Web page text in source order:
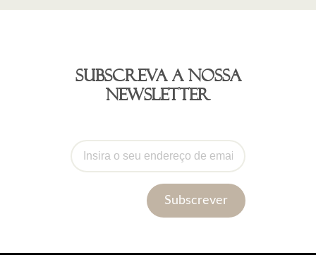
Subscreva a nossa
newsletter
Subscrever